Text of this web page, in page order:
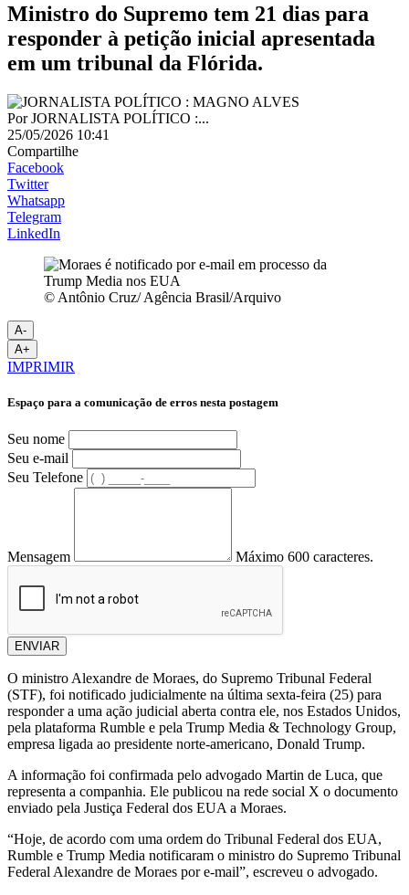
Ministro do Supremo tem 21 dias para
responder à petição inicial apresentada
em um tribunal da Flórida.
PorJORNALISTA POLÍTICO :...
25/05/2026 10:41
Compartilhe
Facebook
Twitter
Whatsapp
Telegram
LinkedIn
© Antônio Cruz/ Agência Brasil/Arquivo
A-
A+
IMPRIMIR
Espaço para a comunicação de erros nesta postagem
Seu nome
Seu e-mail
Seu Telefone
Mensagem Máximo 600 caracteres.
ENVIAR
O ministro Alexandre de Moraes, do Supremo Tribunal Federal
(STF), foi notificado judicialmente na última sexta-feira (25) para
responder a uma ação judicial aberta contra ele, nos Estados Unidos,
pela plataforma Rumble e pela Trump Media & Technology Group,
empresa ligada ao presidente norte-americano, Donald Trump.
A informação foi confirmada pelo advogado Martin de Luca, que
representa a companhia. Ele publicou na rede social X o documento
enviado pela Justiça Federal dos EUA a Moraes.
“Hoje, de acordo com uma ordem do Tribunal Federal dos EUA,
Rumble e Trump Media notificaram o ministro do Supremo Tribunal
Federal Alexandre de Moraes por e-mail”, escreveu o advogado.